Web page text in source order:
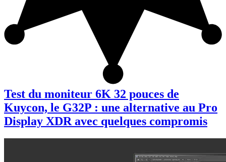
Test du moniteur 6K 32 pouces de
Kuycon, le G32P : une alternative au Pro
Display XDR avec quelques compromis